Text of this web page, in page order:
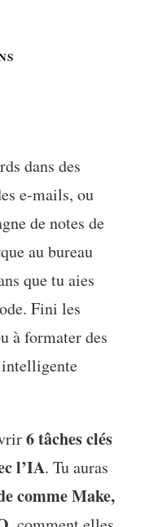
dans des
e-mails, ou
de notes de
au bureau
que tu aies
Fini les
à formater des
6 tâches clés
l’IA. Tu auras
comme Make,